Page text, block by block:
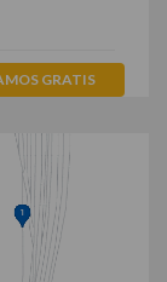
GRATIS